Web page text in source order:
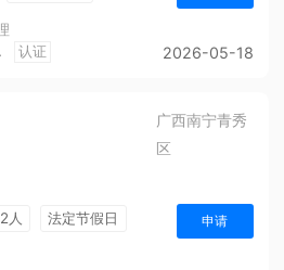
节假日福利
司
认证 2026-05-18
广西南宁青秀
区
2人
法定节假日
申请